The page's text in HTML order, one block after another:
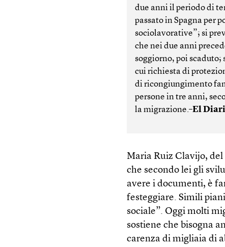
due anni il periodo di
passato in Spagna per
sociolavorative”; si
che nei due anni
soggiorno, poi
cui richiesta di
di ricongiungimento
persone in tre anni,
la migrazione.–El
Maria Ruiz Clavijo,
che secondo lei gli
avere i documenti, è
festeggiare. Simili
sociale”. Oggi molti
sostiene che bisogna
carenza di migliaia di